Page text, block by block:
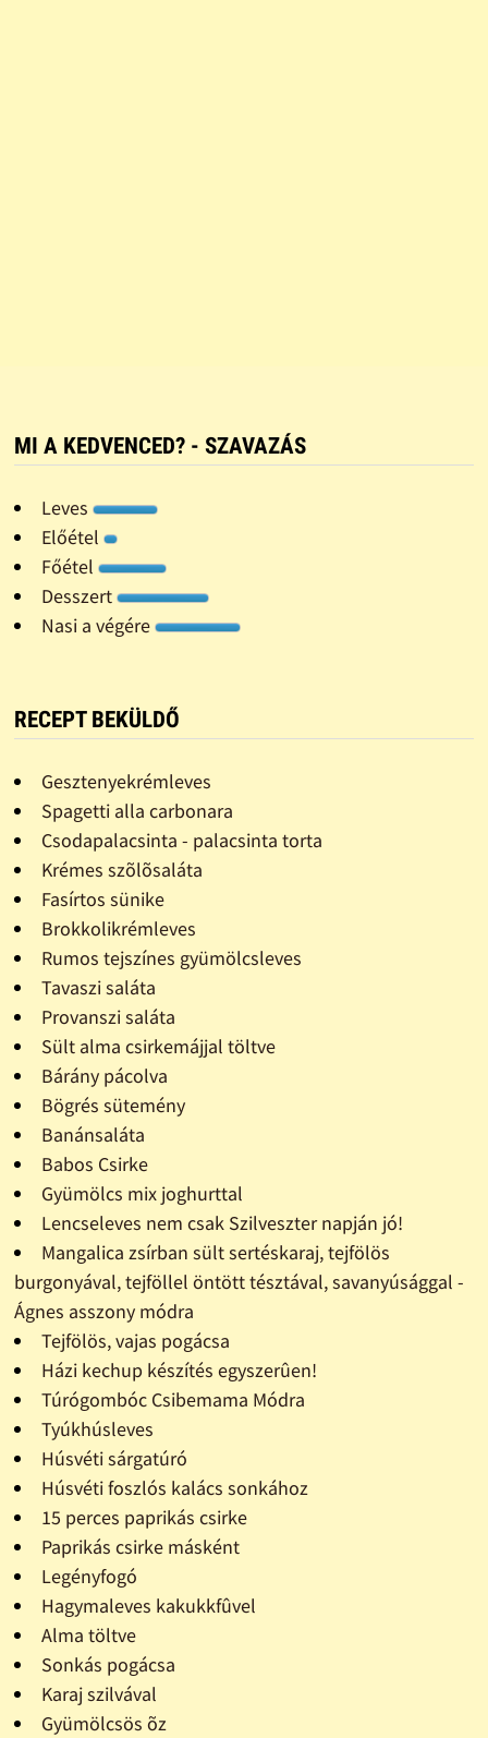
MI A KEDVENCED? - SZAVAZÁS
Leves
Előétel
Főétel
Desszert
Nasi a végére
RECEPT BEKÜLDŐ
Gesztenyekrémleves
Spagetti alla carbonara
Csodapalacsinta - palacsinta torta
Krémes szõlõsaláta
Fasírtos sünike
Brokkolikrémleves
Rumos tejszínes gyümölcsleves
Tavaszi saláta
Provanszi saláta
Sült alma csirkemájjal töltve
Bárány pácolva
Bögrés sütemény
Banánsaláta
Babos Csirke
Gyümölcs mix joghurttal
Lencseleves nem csak Szilveszter napján jó!
Mangalica zsírban sült sertéskaraj, tejfölös
burgonyával, tejföllel öntött tésztával, savanyúsággal -
Ágnes asszony módra
Tejfölös, vajas pogácsa
Házi kechup készítés egyszerûen!
Túrógombóc Csibemama Módra
Tyúkhúsleves
Húsvéti sárgatúró
Húsvéti foszlós kalács sonkához
15 perces paprikás csirke
Paprikás csirke másként
Legényfogó
Hagymaleves kakukkfûvel
Alma töltve
Sonkás pogácsa
Karaj szilvával
Gyümölcsös õz